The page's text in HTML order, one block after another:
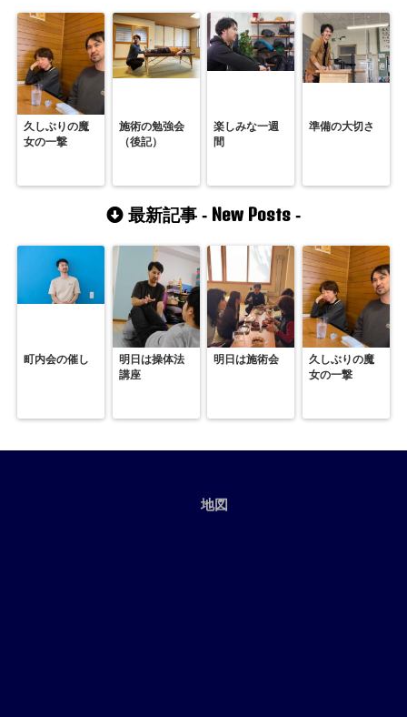
久しぶりの魔
女の一撃
施術の勉強会
（後記）
楽しみな一週
間
準備の大切さ
最新記事 - New Posts -
町内会の催し
明日は操体法
講座
明日は施術会
久しぶりの魔
女の一撃
地図